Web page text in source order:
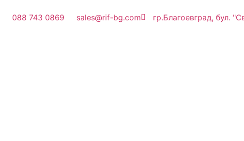
088 743 0869 sales@rif-bg.com гр.Благоевград, бул.